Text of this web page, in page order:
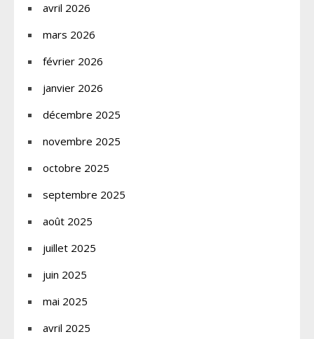
avril 2026
mars 2026
février 2026
janvier 2026
décembre 2025
novembre 2025
octobre 2025
septembre 2025
août 2025
juillet 2025
juin 2025
mai 2025
avril 2025